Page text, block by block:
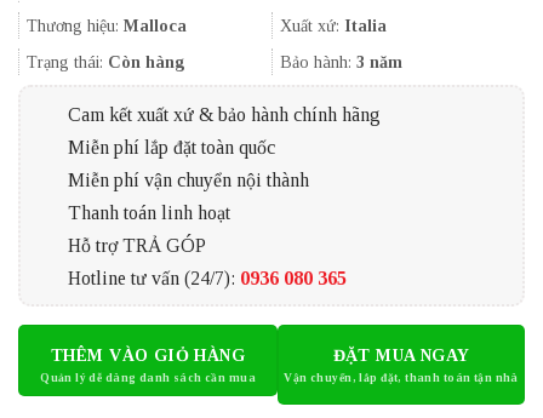
11.880.000₫.
Thương hiệu: Malloca Xuất xứ: Italia
Trạng thái: Còn hàng Bảo hành: 3 năm
Cam kết xuất xứ & bảo hành chính hãng
Miễn phí lắp đặt toàn quốc
Miễn phí vận chuyển nội thành
Thanh toán linh hoạt
Hỗ trợ TRẢ GÓP
Hotline tư vấn (24/7): 0936 080 365
THÊM VÀO GIỎ HÀNG ĐẶT MUA NGAY